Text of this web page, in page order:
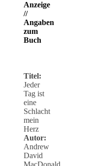
Anzeige
//
Angaben
zum
Buch
Titel:
Jeder
Tag ist
eine
Schlacht
mein
Herz
Autor:
Andrew
David